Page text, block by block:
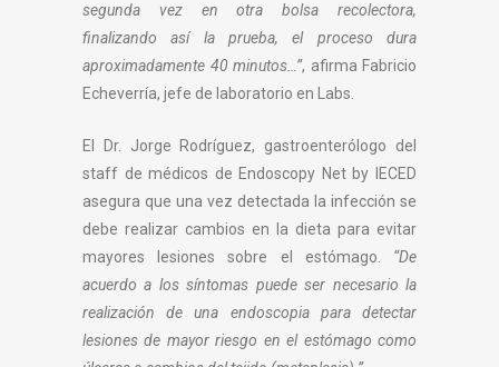
segunda vez en otra bolsa recolectora,
finalizando así la prueba, el proceso dura
aproximadamente 40 minutos…”, afirma Fabricio
Echeverría, jefe de laboratorio en Labs.
El Dr. Jorge Rodríguez, gastroenterólogo del
staff de médicos de Endoscopy Net by IECED
asegura que una vez detectada la infección se
debe realizar cambios en la dieta para evitar
mayores lesiones sobre el estómago. “De
acuerdo a los síntomas puede ser necesario la
realización de una endoscopia para detectar
lesiones de mayor riesgo en el estómago como